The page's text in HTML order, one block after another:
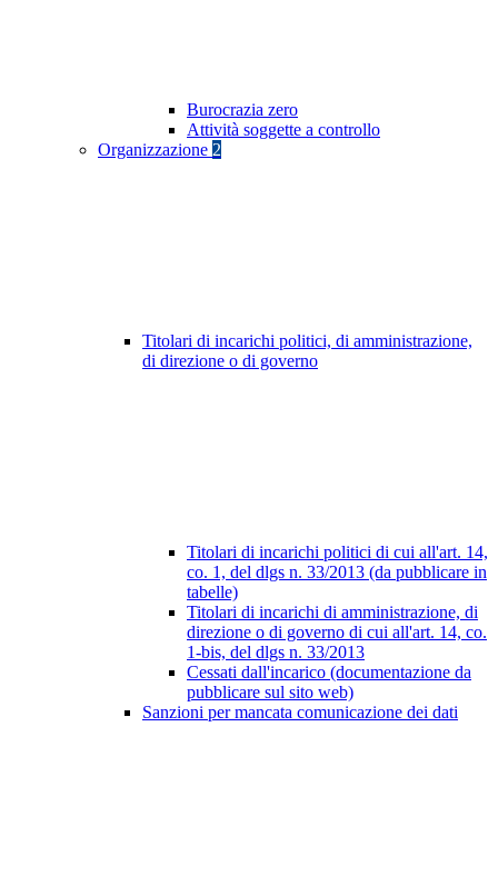
Burocrazia zero
Attività soggette a controllo
Organizzazione 2
Titolari di incarichi politici, di amministrazione,
di direzione o di governo
Titolari di incarichi politici di cui all'art. 14,
co. 1, del dlgs n. 33/2013 (da pubblicare in
tabelle)
Titolari di incarichi di amministrazione, di
direzione o di governo di cui all'art. 14, co.
1-bis, del dlgs n. 33/2013
Cessati dall'incarico (documentazione da
pubblicare sul sito web)
Sanzioni per mancata comunicazione dei dati